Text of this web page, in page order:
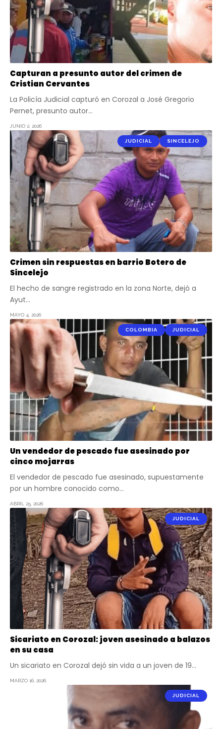
Capturan a presunto autor del crimen de
Cristian Cervantes
La Policía Judicial capturó en Corozal a José Gregorio
Pernet, presunto autor…
JUNIO 2, 2026
JUDICIAL SINCELEJO
Crimen sin respuestas en barrio Botero de
Sincelejo
El hecho de sangre registrado en la zona Norte, dejó a
Ayut…
MAYO 4, 2026
COLOMBIA JUDICIAL
Un vendedor de pescado fue asesinado por
cinco mojarras
El vendedor de pescado fue asesinado, supuestamente
por un hombre conocido como…
ABRIL 25, 2026
JUDICIAL
Sicariato en Corozal: joven asesinado a balazos
en su casa
Un sicariato en Corozal dejó sin vida a un joven de 19…
MARZO 16, 2026
JUDICIAL